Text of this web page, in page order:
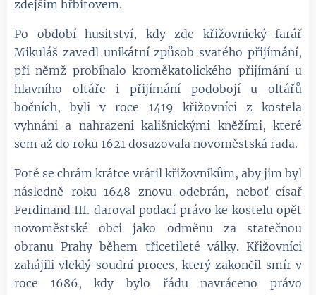
zdejším hřbitovem.
Po období husitství, kdy zde křižovnický farář
Mikuláš zavedl unikátní způsob svatého přijímání,
při němž probíhalo kroměkatolického přijímání u
hlavního oltáře i přijímání podobojí u oltářů
bočních, byli v roce 1419 křižovníci z kostela
vyhnáni a nahrazeni kališnickými kněžími, které
sem až do roku 1621 dosazovala novoměstská rada.
Poté se chrám krátce vrátil křižovníkům, aby jim byl
následně roku 1648 znovu odebrán, neboť císař
Ferdinand III. daroval podací právo ke kostelu opět
novoměstské obci jako odměnu za statečnou
obranu Prahy během třicetileté války. Křižovníci
zahájili vleklý soudní proces, který zakončil smír v
roce 1686, kdy bylo řádu navráceno právo